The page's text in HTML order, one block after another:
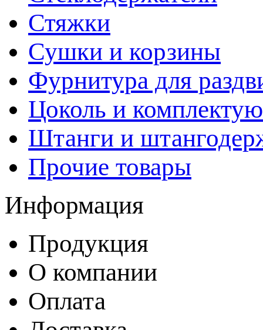
Стяжки
Сушки и корзины
Фурнитура для
Цоколь и
Штанги и
Прочие товары
Информация
Продукция
О компании
Оплата